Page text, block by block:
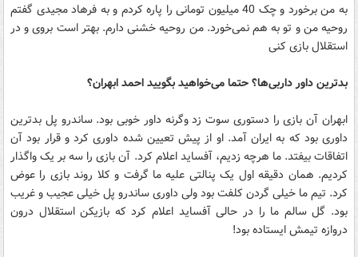
به من برخورد و چک 40 میلیون تومانی را پاره کردم و به فرهاد مجیدی گفتم
روحیه من و تو به هم نمی‌خورد. من روحیه خشنی دارم. بهتر است بروی و در
استقلال بازی کنی
بدترین داور داربی‌ها؟ حتما می‌خواهید بگویید احمد ابهران؟
ابهران آن بازی را دستوری سوت زد وگرنه داور خوبی بود. ساندرو پل بدترین
داوری بود که به ایران آمد. او از پیش تعیین شده داوری کرد و قرار بود آن
اتفاقات بیفتد. ما هرچه زدیم، آفساید اعلام کرد. آن بازی را سه بر یک واگذار
کردیم. همان دقیقه اول یک پنالتی علیه ما گرفت و کلا روند بازی را عوض
کرد. تیم ما خیلی گردن کلفت بود ولی داوری ساندرو پل خیلی عجیب و غریب
بود. گل سالم ما را در حالی آفساید اعلام کرد که بازیکن استقلال درون
دروازه تیمش ایستاده بود!